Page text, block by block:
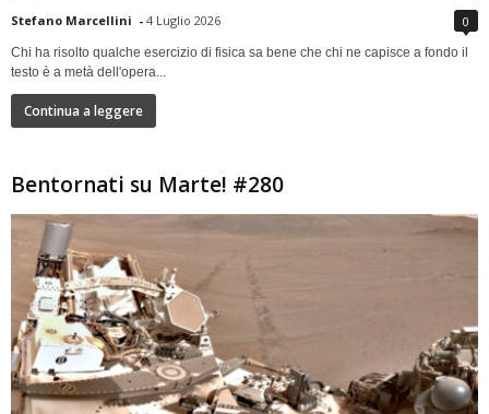
Stefano Marcellini - 4 Luglio 2026 0
Chi ha risolto qualche esercizio di fisica sa bene che chi ne capisce a fondo il
testo è a metà dell'opera...
Continua a leggere
Bentornati su Marte! #280